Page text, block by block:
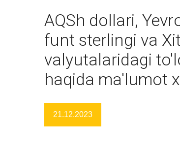
AQSh dollari,
funt sterlingi va
valyutalaridagi
haqida ma'lumot
21.12.2023